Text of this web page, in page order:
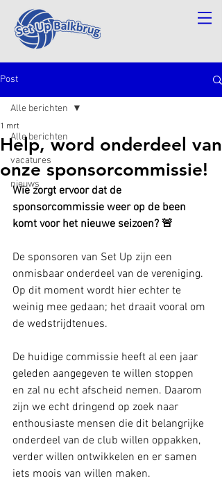
Post
Alle berichten
vacatures
nieuws
Alle berichten
Help, word onderdeel van
onze sponsorcommissie!
1 mrt
Wie zorgt ervoor dat de
sponsorcommissie weer op de been
komt voor het nieuwe seizoen? 🚨
De sponsoren van Set Up zijn een
onmisbaar onderdeel van de vereniging.
Op dit moment wordt hier echter te
weinig mee gedaan; het draait vooral om
de wedstrijdtenues.
De huidige commissie heeft al een jaar
geleden aangegeven te willen stoppen
en zal nu echt afscheid nemen. Daarom
zijn we echt dringend op zoek naar
enthousiaste mensen die dit belangrijke
onderdeel van de club willen oppakken,
verder willen ontwikkelen en er samen
iets moois van willen maken.